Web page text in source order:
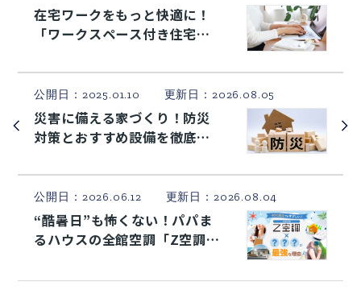
在宅ワークをもっと快適に！
「ワークスペース付き住宅」
公開日：2025.01.10 更新日：2026.08.05
災害に備える家づくり！防災
対策とおすすめ設備を徹底解
公開日：2026.06.12 更新日：2026.08.04
“酷暑日”も怖くない！パパま
るハウスの全館空調「Z空調」
快適に